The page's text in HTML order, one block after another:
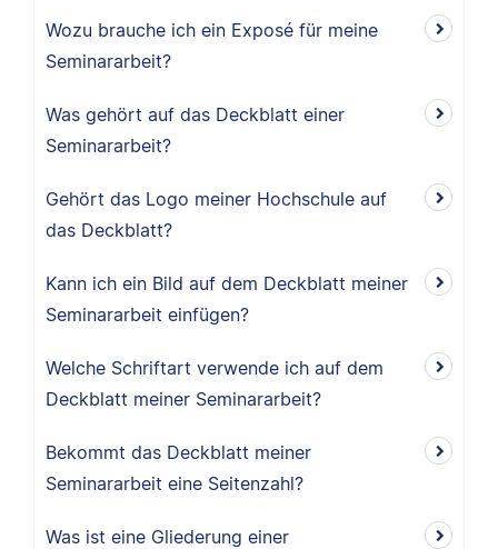
Wozu brauche ich ein Exposé für meine
Seminararbeit?
Was gehört auf das Deckblatt einer
Seminararbeit?
Gehört das Logo meiner Hochschule auf
das Deckblatt?
Kann ich ein Bild auf dem Deckblatt meiner
Seminararbeit einfügen?
Welche Schriftart verwende ich auf dem
Deckblatt meiner Seminararbeit?
Bekommt das Deckblatt meiner
Seminararbeit eine Seitenzahl?
Was ist eine Gliederung einer